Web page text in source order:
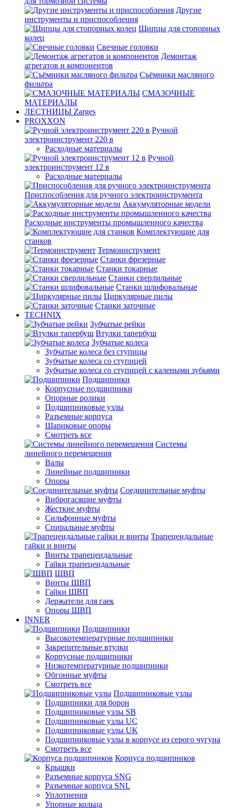
Другие
инструменты и приспособления
Щипцы для стопорных
колец
Свечные головки
Демонтаж
агрегатов и компонентов
Съёмники масляного
фильтра
СМАЗОЧНЫЕ
МАТЕРИАЛЫ
ЛЕСТНИЦЫ Zarges
PROXXON
Ручной
электроинструмент 220 в
Расходные материалы
Ручной
электроинструмент 12 в
Расходные материалы
Приспособления для ручного электроинструмента
Аккумуляторные модели
Расходные инструменты промышленного качества
Комплектующие для
станков
Термоинструмент
Станки фрезерные
Станки токарные
Станки сверлильные
Станки шлифовальные
Циркулярные пилы
Станки заточные
TECHNIX
Зубчатые рейки
Втулки тапербуш
Зубчатые колеса
Зубчатые колеса без ступицы
Зубчатые колеса со ступицей
Зубчатые колеса со ступицей с калеными зубьями
Подшипники
Корпусные подшипники
Опорные ролики
Подшипниковые узлы
Разъемные корпуса
Шариковые опоры
Смотреть все
Системы
линейного перемещения
Валы
Линейные подшипники
Опоры
Соединительные муфты
Виброгасящие муфты
Жесткие муфты
Сильфонные муфты
Спиральные муфты
Трапецеидальные
гайки и винты
Винты трапецеидальные
Гайки трапецеидальные
ШВП
Винты ШВП
Гайки ШВП
Держатели для гаек
Опоры ШВП
INNER
Подшипники
Высокотемпературные подшипники
Закрепительные втулки
Корпусные подшипники
Низкотемпературные подшипники
Обгонные муфты
Смотреть все
Подшипниковые узлы
Подшипники для борон
Подшипниковые узлы SB
Подшипниковые узлы UC
Подшипниковые узлы UK
Подшипниковые узлы в корпусе из серого чугуна
Смотреть все
Корпуса подшипников
Крышки
Разъемные корпуса SNG
Разъемные корпуса SNL
Уплотнения
Упорные кольца